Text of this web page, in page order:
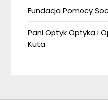
Fundacja Pomocy
Pani Optyk Optyka i
Kuta